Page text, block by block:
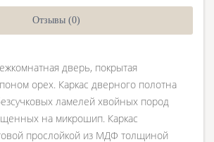
Отзывы (0)
дверь, покрытая
орех. Каркас дверного полотна
ламелей хвойных пород
на микрошип. Каркас
прослойкой из МДФ толщиной